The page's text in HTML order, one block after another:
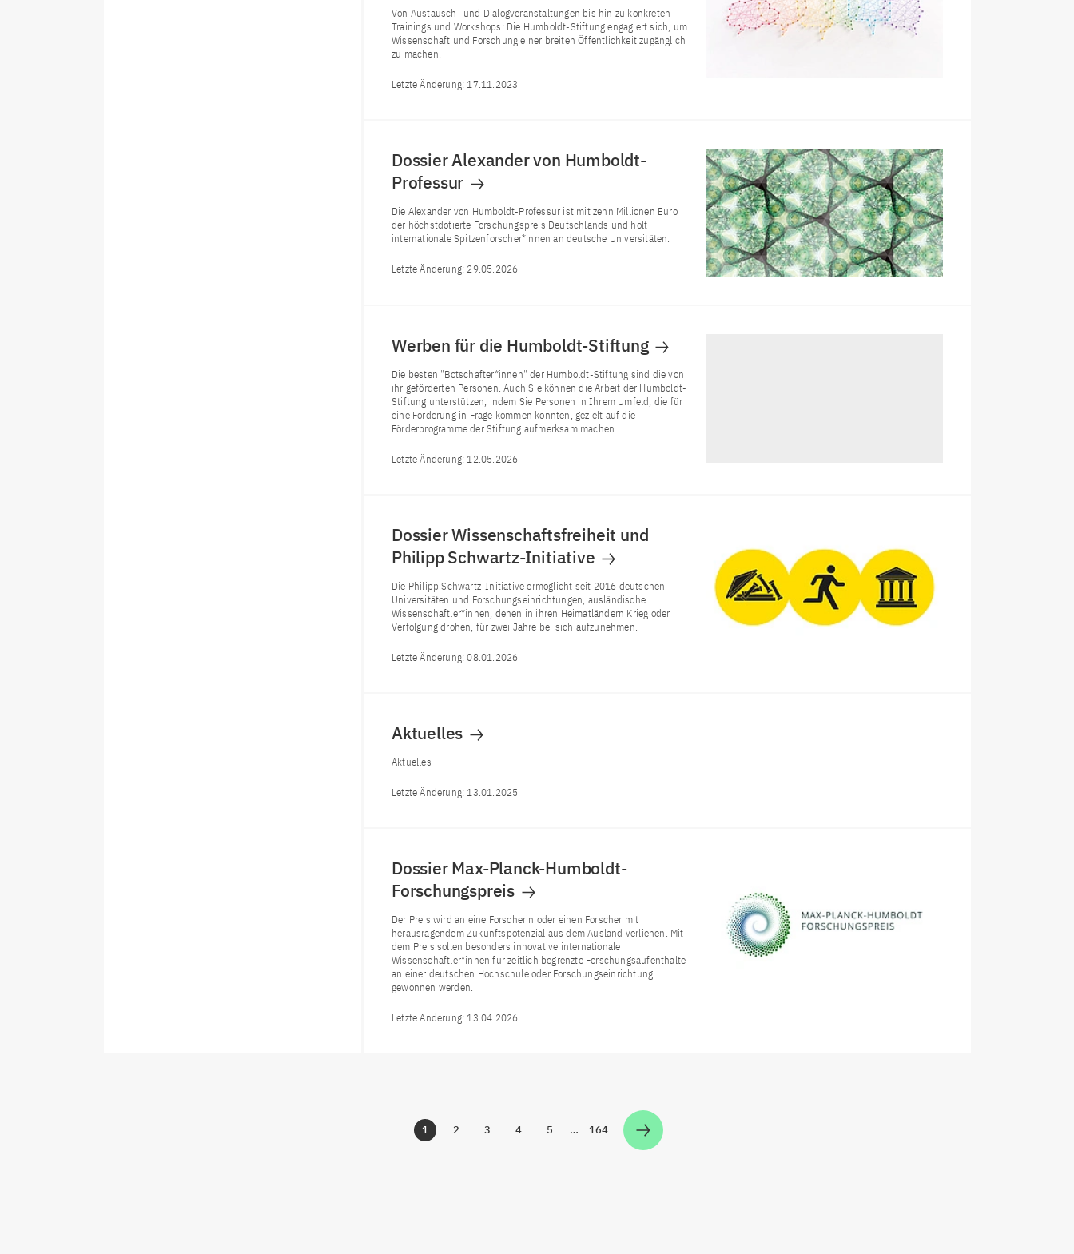
Von Austausch- und Dialogveranstaltungen bis hin zu konkreten
Trainings und Workshops: Die Humboldt-Stiftung engagiert sich, um
Wissenschaft und Forschung einer breiten Öffentlichkeit zugänglich
zu machen.
Letzte Änderung:17.11.2023
Dossier Alexander von Humboldt-
Professur
Die Alexander von Humboldt-Professur ist mit zehn Millionen Euro
der höchstdotierte Forschungspreis Deutschlands und holt
internationale Spitzenforscher*innen an deutsche Universitäten.
Letzte Änderung: 29.05.2026
Werben für die Humboldt-Stiftung
Die besten "Botschafter*innen" der Humboldt-Stiftung sind die von
ihr geförderten Personen. Auch Sie können die Arbeit der Humboldt-
Stiftung unterstützen, indem Sie Personen in Ihrem Umfeld, die für
eine Förderung in Frage kommen könnten, gezielt auf die
Förderprogramme der Stiftung aufmerksam machen.
Letzte Änderung:12.05.2026
Dossier Wissenschaftsfreiheit und
Philipp Schwartz-Initiative
Die Philipp Schwartz-Initiative ermöglicht seit 2016 deutschen
Universitäten und Forschungseinrichtungen, ausländische
Wissenschaftler*innen, denen in ihren Heimatländern Krieg oder
Verfolgung drohen, für zwei Jahre bei sich aufzunehmen.
Letzte Änderung:08.01.2026
Aktuelles
Aktuelles
Letzte Änderung:13.01.2025
Dossier Max-Planck-Humboldt-
Forschungspreis
Der Preis wird an eine Forscherin oder einen Forscher mit
herausragendem Zukunftspotenzial aus dem Ausland verliehen. Mit
dem Preis sollen besonders innovative internationale
Wissenschaftler*innen für zeitlich begrenzte Forschungsaufenthalte
an einer deutschen Hochschule oder Forschungseinrichtung
gewonnen werden.
Letzte Änderung:13.04.2026
Zur Seite
1 Zur Seite
2 Zur Seite
3 Zur Seite
4 Zur Seite
5 … Zur Seite
164